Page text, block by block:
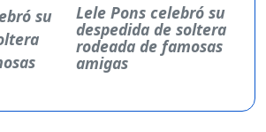
Lele Pons celebró su
despedida de soltera
rodeada de famosas
amigas